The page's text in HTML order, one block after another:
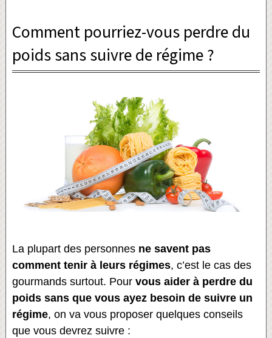
Comment pourriez-vous perdre du
poids sans suivre de régime ?
La plupart des personnes ne savent pas
comment tenir à leurs régimes, c’est le cas des
gourmands surtout. Pour vous aider à perdre du
poidssans que vous ayez besoin de suivre un
régime, on va vous proposer quelques conseils
que vous devrez suivre :